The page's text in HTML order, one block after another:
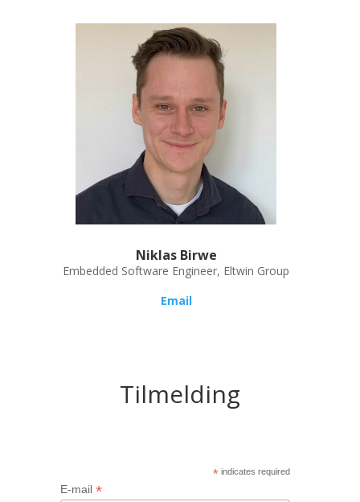
Niklas Birwe
Embedded Software Engineer, Eltwin Group
Email
Tilmelding
* indicates required
E-mail *